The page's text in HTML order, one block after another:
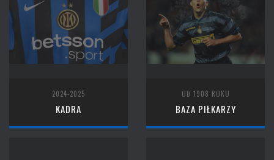
2024-2025
KADRA
OD 1908 ROKU
BAZA PIŁKARZY